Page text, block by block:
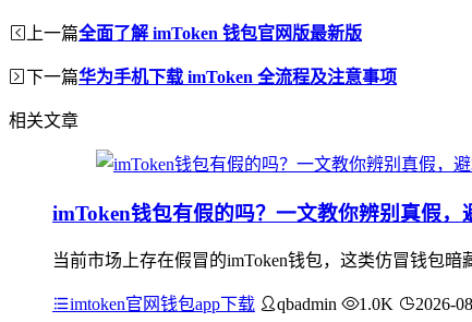
上一篇全面了解 imToken 钱包官网版最新版
下一篇华为手机下载 imToken 全流程及注意事项
相关文章
imToken钱包有假的吗？一文教你辨别真假，
当前市场上存在假冒的imToken钱包，这类仿冒钱包
imtoken官网钱包app下载 qbadmin 1.0K 2026-